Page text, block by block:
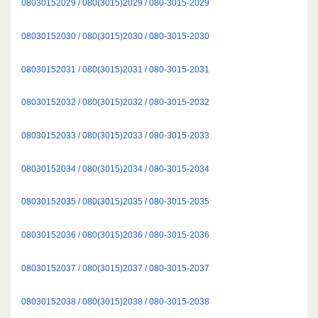
08030152029 / 080(3015)2029 / 080-3015-2029
08030152030 / 080(3015)2030 / 080-3015-2030
08030152031 / 080(3015)2031 / 080-3015-2031
08030152032 / 080(3015)2032 / 080-3015-2032
08030152033 / 080(3015)2033 / 080-3015-2033
08030152034 / 080(3015)2034 / 080-3015-2034
08030152035 / 080(3015)2035 / 080-3015-2035
08030152036 / 080(3015)2036 / 080-3015-2036
08030152037 / 080(3015)2037 / 080-3015-2037
08030152038 / 080(3015)2038 / 080-3015-2038